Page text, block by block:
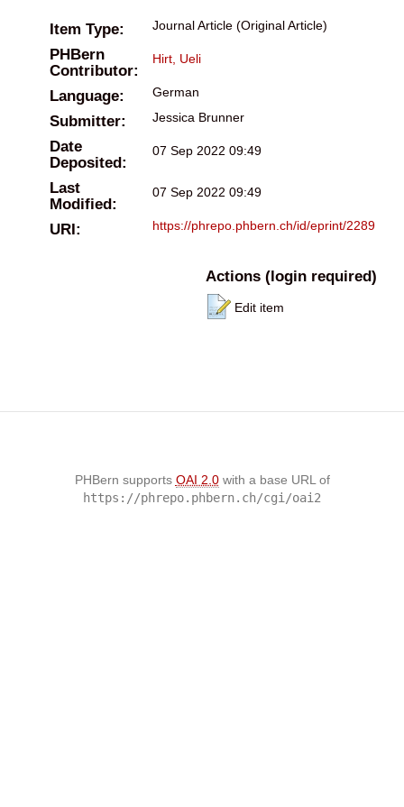
Item Type: Journal Article (Original Article)
PHBern
Contributor:
Hirt, Ueli
Language: German
Submitter: Jessica Brunner
Date
Deposited:
07 Sep 2022 09:49
Last
Modified:
07 Sep 2022 09:49
URI: https://phrepo.phbern.ch/id/eprint/2289
Actions (login required)
Edit item
PHBern supports OAI 2.0with a base URL of
https://phrepo.phbern.ch/cgi/oai2